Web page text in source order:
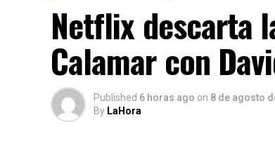
Netflix descarta
Calamar con
Published 6 horas ago on 8 de agosto
By LaHora